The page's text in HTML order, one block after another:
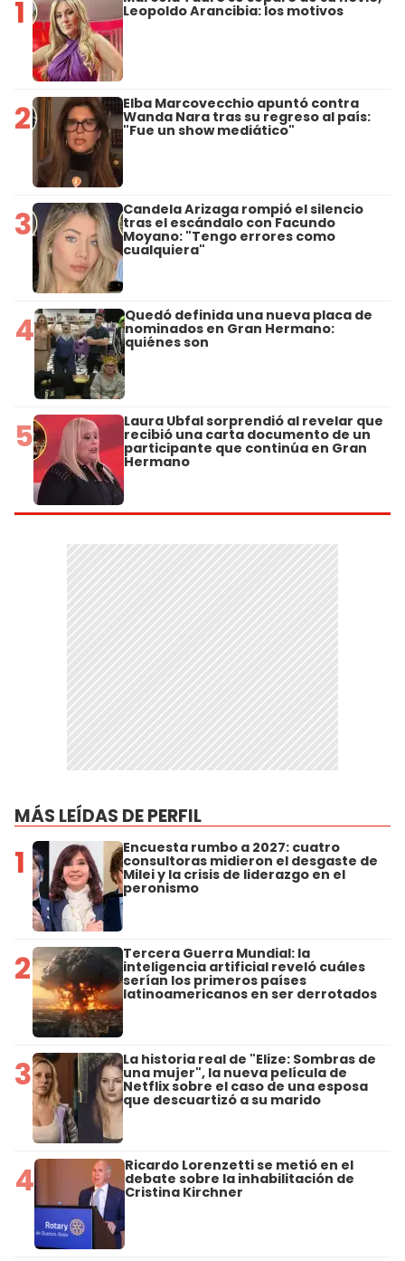
1 Leopoldo Arancibia: los motivos
2 Elba Marcovecchio apuntó contra
Wanda Nara tras su regreso al país:
"Fue un show mediático"
3 Candela Arizaga rompió el silencio
tras el escándalo con Facundo
Moyano: "Tengo errores como
cualquiera"
4 Quedó definida una nueva placa de
nominados en Gran Hermano:
quiénes son
5 Laura Ubfal sorprendió al revelar que
recibió una carta documento de un
participante que continúa en Gran
Hermano
MÁS LEÍDAS DE PERFIL
1 Encuesta rumbo a 2027: cuatro
consultoras midieron el desgaste de
Milei y la crisis de liderazgo en el
peronismo
2 Tercera Guerra Mundial: la
inteligencia artificial reveló cuáles
serían los primeros países
latinoamericanos en ser derrotados
3 La historia real de "Elize: Sombras de
una mujer", la nueva película de
Netflix sobre el caso de una esposa
que descuartizó a su marido
4 Ricardo Lorenzetti se metió en el
debate sobre la inhabilitación de
Cristina Kirchner